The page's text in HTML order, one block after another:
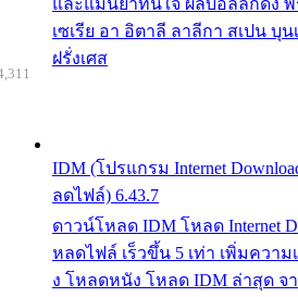
และแม่นยำทันใจ ผลบอลลีกดัง
เซเรีย อา อิตาลี ลาลีกา สเปน บุ
ฝรั่งเศส
IDM (โปรแกรม Internet
ลดไฟล์) 6.43.7
ดาวน์โหลด IDM โหลด Internet
หลดไฟล์ เร็วขึ้น 5 เท่า เพิ่มควา
ง โหลดหนัง โหลด IDM ล่าสุด จา